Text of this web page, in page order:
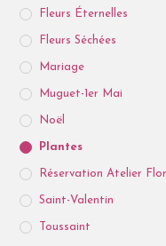
Fleurs Éternelles
Fleurs Séchées
Mariage
Muguet-1er Mai
Noël
Plantes
Réservation Atelier
Saint-Valentin
Toussaint